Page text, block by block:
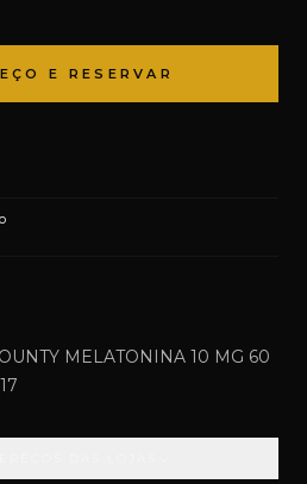
E RESERVAR
MELATONINA 10 MG 60